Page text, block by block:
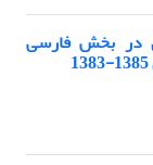
در بخش فارسی